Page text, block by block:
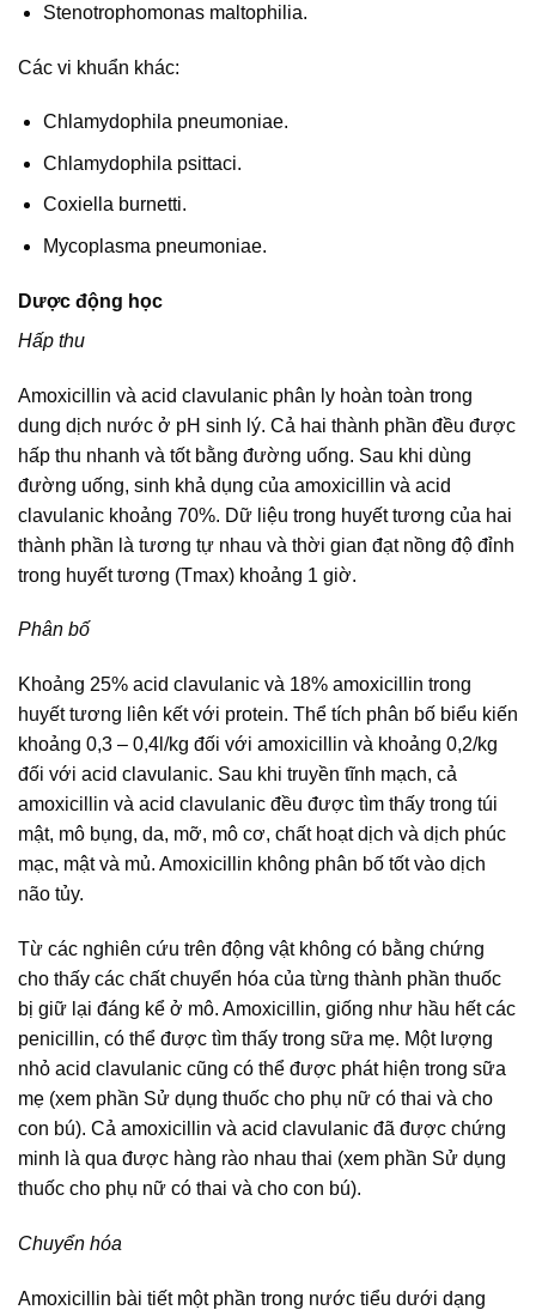
Stenotrophomonas maltophilia.
Các vi khuẩn khác:
Chlamydophila pneumoniae.
Chlamydophila psittaci.
Coxiella burnetti.
Mycoplasma pneumoniae.
Dược động học
Hấp thu
Amoxicillin và acid clavulanic phân ly hoàn toàn trong
dung dịch nước ở pH sinh lý. Cả hai thành phần đều được
hấp thu nhanh và tốt bằng đường uống. Sau khi dùng
đường uống, sinh khả dụng của amoxicillin và acid
clavulanic khoảng 70%. Dữ liệu trong huyết tương của hai
thành phần là tương tự nhau và thời gian đạt nồng độ đỉnh
trong huyết tương (Tmax) khoảng 1 giờ.
Phân bố
Khoảng 25% acid clavulanic và 18% amoxicillin trong
huyết tương liên kết với protein. Thể tích phân bố biểu kiến
khoảng 0,3 – 0,4l/kg đối với amoxicillin và khoảng 0,2/kg
đối với acid clavulanic. Sau khi truyền tĩnh mạch, cả
amoxicillin và acid clavulanic đều được tìm thấy trong túi
mật, mô bụng, da, mỡ, mô cơ, chất hoạt dịch và dịch phúc
mạc, mật và mủ. Amoxicillin không phân bố tốt vào dịch
não tủy.
Từ các nghiên cứu trên động vật không có bằng chứng
cho thấy các chất chuyển hóa của từng thành phần thuốc
bị giữ lại đáng kể ở mô. Amoxicillin, giống như hầu hết các
penicillin, có thể được tìm thấy trong sữa mẹ. Một lượng
nhỏ acid clavulanic cũng có thể được phát hiện trong sữa
mẹ (xem phần Sử dụng thuốc cho phụ nữ có thai và cho
con bú). Cả amoxicillin và acid clavulanic đã được chứng
minh là qua được hàng rào nhau thai (xem phần Sử dụng
thuốc cho phụ nữ có thai và cho con bú).
Chuyển hóa
Amoxicillin bài tiết một phần trong nước tiểu dưới dạng